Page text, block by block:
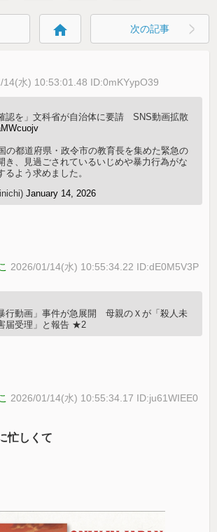
home 次の記事
14(水) 10:53:01.48 ID:0mKYypO39
認を」文科省が自治体に要請 SNS動画拡散
の都道府県・政令市の教育長を集めた緊急の
き、見過ごされているいじめや暴力行為がな
るよう求めました。
January 14, 2026
2026/01/14(水) 10:55:34.22 ID:dE0M5V3P
行動画」事件が急展開 母親のＸが「殺人未
届受理」と報告 ★2
2026/01/14(水) 10:55:34.17 ID:ju61WIEE0
忙しくて